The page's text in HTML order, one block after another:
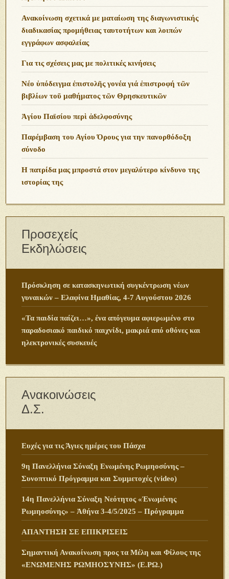
Ανακοίνωση σχετικά με ματαίωση της διαγωνιστικής
διαδικασίας προμήθειας ταυτοτήτων και λοιπών
εγγράφων ασφαλείας
Για τις σχέσεις μας με πολιτικές κινήσεις
Νέο ὑπόδειγμα ἐπιστολῆς γονέα γιά ἐπιστροφή τῶν
βιβλίων τοῦ μαθήματος τῶν Θρησκευτικῶν
Ἁγίου Παϊσίου περὶ ἀδελφοσύνης
Παρέμβαση του Αγίου Όρους για την πανορθόδοξη
σύνοδο
Η πατρίδα μας μπροστά στον μεγαλύτερο κίνδυνο της
ιστορίας της
Προσεχείς
Εκδηλώσεις
Πρόσκληση σε κατασκηνωτική συγκέντρωση νέων
γυναικών – Ελαφίνα Ημαθίας, 4-7 Αυγούστου 2026
«Τα παιδία παίζει…», ένα απόγευμα αφιερωμένο στο
παραδοσιακό παιδικό παιχνίδι, μακριά από οθόνες και
ηλεκτρονικές συσκευές
Ανακοινώσεις
Δ.Σ.
Ευχές για τις Άγιες ημέρες του Πάσχα
9η Πανελλήνια Σύναξη Ενωμένης Ρωμηοσύνης –
Συνοπτικό Πρόγραμμα και Συμμετοχές (video)
14η Πανελλήνια Σύναξη Νεότητος «Ἑνωμένης
Ρωμηοσύνης» – Ἀθήνα 3-4/5/2025 – Πρόγραμμα
ΑΠΑΝΤΗΣΗ ΣΕ ΕΠΙΚΡΙΣΕΙΣ
Σημαντική Ανακοίνωση προς τα Μέλη και Φίλους της
«ΕΝΩΜΕΝΗΣ ΡΩΜΗΟΣΥΝΗΣ» (Ε.ΡΩ.)